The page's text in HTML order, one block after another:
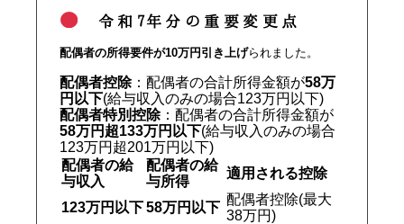
令和7年分の重要変更点
配偶者の所得要件が10万円引き上げられました。
配偶者控除：配偶者の合計所得金額が58万
円以下(給与収入のみの場合123万円以下)
配偶者特別控除：配偶者の合計所得金額が
58万円超133万円以下(給与収入のみの場合
123万円超201万円以下)
配偶者の給
与収入
配偶者の給
与所得
適用される控除
123万円以下58万円以下
配偶者控除(最大
38万円)